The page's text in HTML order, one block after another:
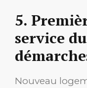
5.
service
Nouveau